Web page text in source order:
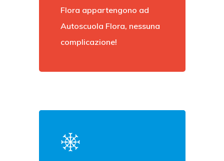
Flora appartengono ad
Autoscuola Flora, nessuna
complicazione!